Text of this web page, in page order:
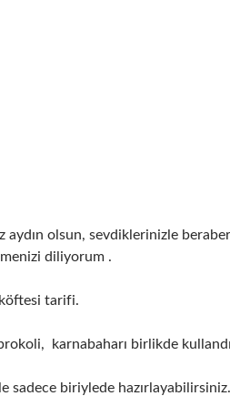
olsun, sevdiklerinizle beraber
diliyorum .
tarifi.
karnabaharı birlikde
sadece biriylede hazırlayabilirsiniz.